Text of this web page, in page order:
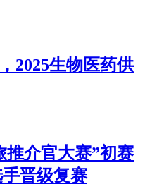
2025生物医药供
推介官大赛”初赛
晋级复赛